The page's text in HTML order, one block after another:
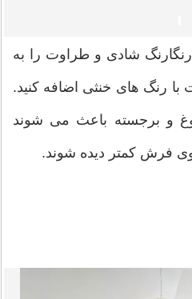
شادی و طراوت را به
با رنگ های خنثی اضافه کنید.
و برجسته باعث می شوند
فرش کمتر دیده شوند.